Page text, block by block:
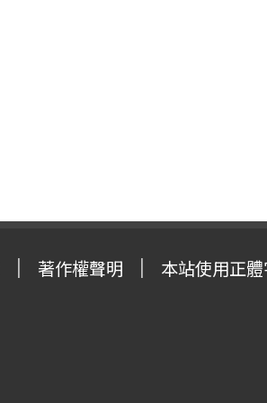
著作權聲明 本站使用正